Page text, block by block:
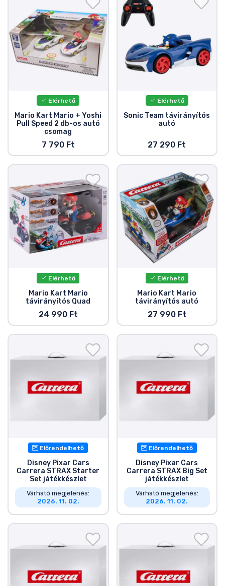
Elérhető
Mario Kart Mario + Yoshi
Pull Speed 2 db-os autó
csomag
7 790 Ft
Elérhető
Sonic Team távirányítós
autó
27 290 Ft
Elérhető
Mario Kart Mario
távirányítós Quad
24 990 Ft
Elérhető
Mario Kart Mario
távirányítós autó
27 990 Ft
Előrendelhető
Disney Pixar Cars
Carrera STRAX Starter
Set játékkészlet
Várható megjelenés:
2026. 11. 02.
Előrendelhető
Disney Pixar Cars
Carrera STRAX Big Set
játékkészlet
Várható megjelenés:
2026. 11. 02.